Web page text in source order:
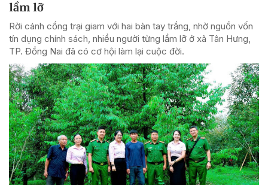
lầm lỡ
Rời cánh cổng trại giam với hai bàn tay trắng, nhờ nguồn vốn
tín dụng chính sách, nhiều người từng lầm lỡ ở xã Tân Hưng,
TP. Đồng Nai đã có cơ hội làm lại cuộc đời.